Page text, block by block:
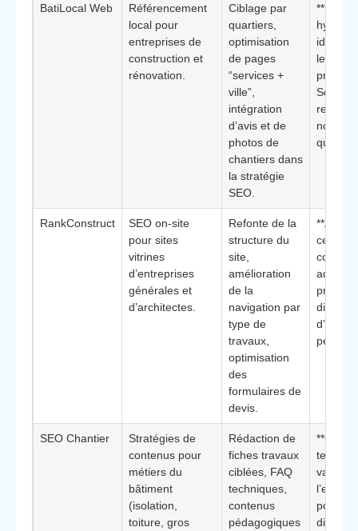
BatiLocal Web
Référencement
local pour
entreprises de
construction et
rénovation.
Ciblage par
quartiers,
optimisation
de pages
“services +
ville”,
intégration
d’avis et de
photos de
chantiers dans
la stratégie
SEO.
hyper
idéal
les
quartier.
RankConstruct
SEO on-site
pour sites
vitrines
d’entreprises
générales et
d’architectes.
Refonte de la
structure du
site,
amélioration
de la
navigation par
type de
travaux,
optimisation
des
formulaires de
devis.
centrée
d’un
peu
SEO Chantier
Stratégies de
contenus pour
métiers du
bâtiment
(isolation,
toiture, gros
Rédaction de
fiches travaux
ciblées, FAQ
techniques,
contenus
pédagogiques
pour se